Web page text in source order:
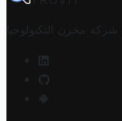
شركة مخزن التكنولوجيا